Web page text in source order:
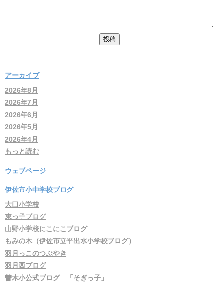
アーカイブ
2026年8月
2026年7月
2026年6月
2026年5月
2026年4月
もっと読む
ウェブページ
伊佐市小中学校ブログ
大口小学校
東っ子ブログ
山野小学校にこにこブログ
もみの木（伊佐市立平出水小学校ブログ）
羽月っこのつぶやき
羽月西ブログ
曽木小公式ブログ 「そぎっ子」